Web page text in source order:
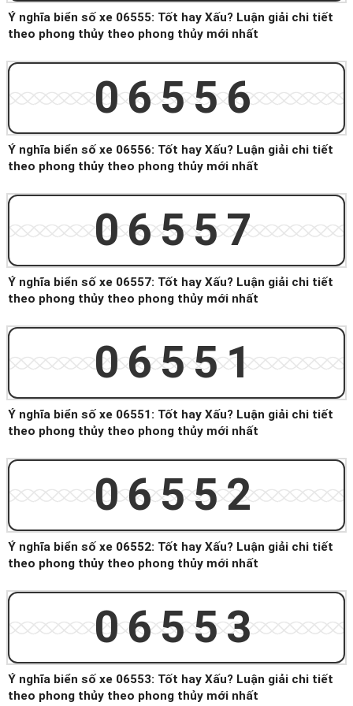
Ý nghĩa biển số xe 06555: Tốt hay Xấu? Luận giải chi tiết
theo phong thủy theo phong thủy mới nhất
06556
Ý nghĩa biển số xe 06556: Tốt hay Xấu? Luận giải chi tiết
theo phong thủy theo phong thủy mới nhất
06557
Ý nghĩa biển số xe 06557: Tốt hay Xấu? Luận giải chi tiết
theo phong thủy theo phong thủy mới nhất
06551
Ý nghĩa biển số xe 06551: Tốt hay Xấu? Luận giải chi tiết
theo phong thủy theo phong thủy mới nhất
06552
Ý nghĩa biển số xe 06552: Tốt hay Xấu? Luận giải chi tiết
theo phong thủy theo phong thủy mới nhất
06553
Ý nghĩa biển số xe 06553: Tốt hay Xấu? Luận giải chi tiết
theo phong thủy theo phong thủy mới nhất